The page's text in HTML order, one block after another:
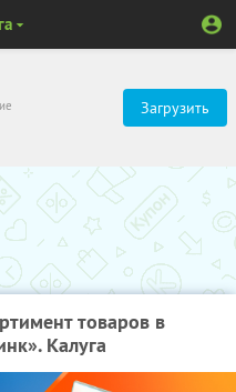
Загрузить
товаров в
Калуга